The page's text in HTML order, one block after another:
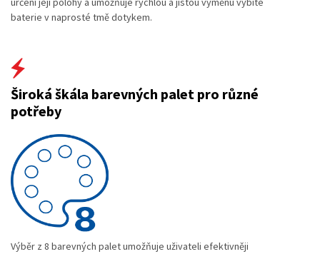
baterie v naprosté tmě dotykem.
Široká škála barevných palet pro různé
potřeby
Výběr z 8 barevných palet umožňuje uživateli efektivněji